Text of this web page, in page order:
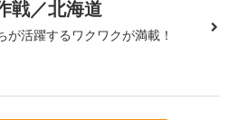
戦／北海道
が活躍するワクワクが満載！